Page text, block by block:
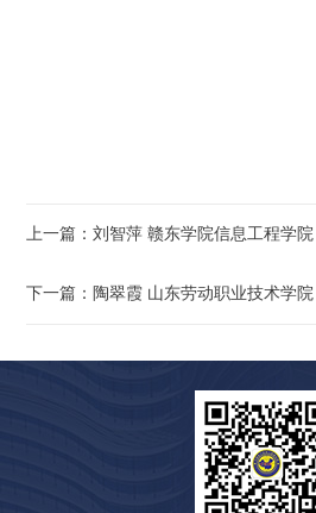
上一篇：刘智萍 赣东学院信息工程学院
下一篇：陶翠霞 山东劳动职业技术学院